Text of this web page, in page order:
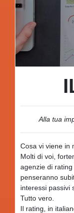
Alla tua
Cosa vi viene in
Molti di voi,
agenzie di
penseranno
interessi passivi
Tutto vero.
Il rating, in